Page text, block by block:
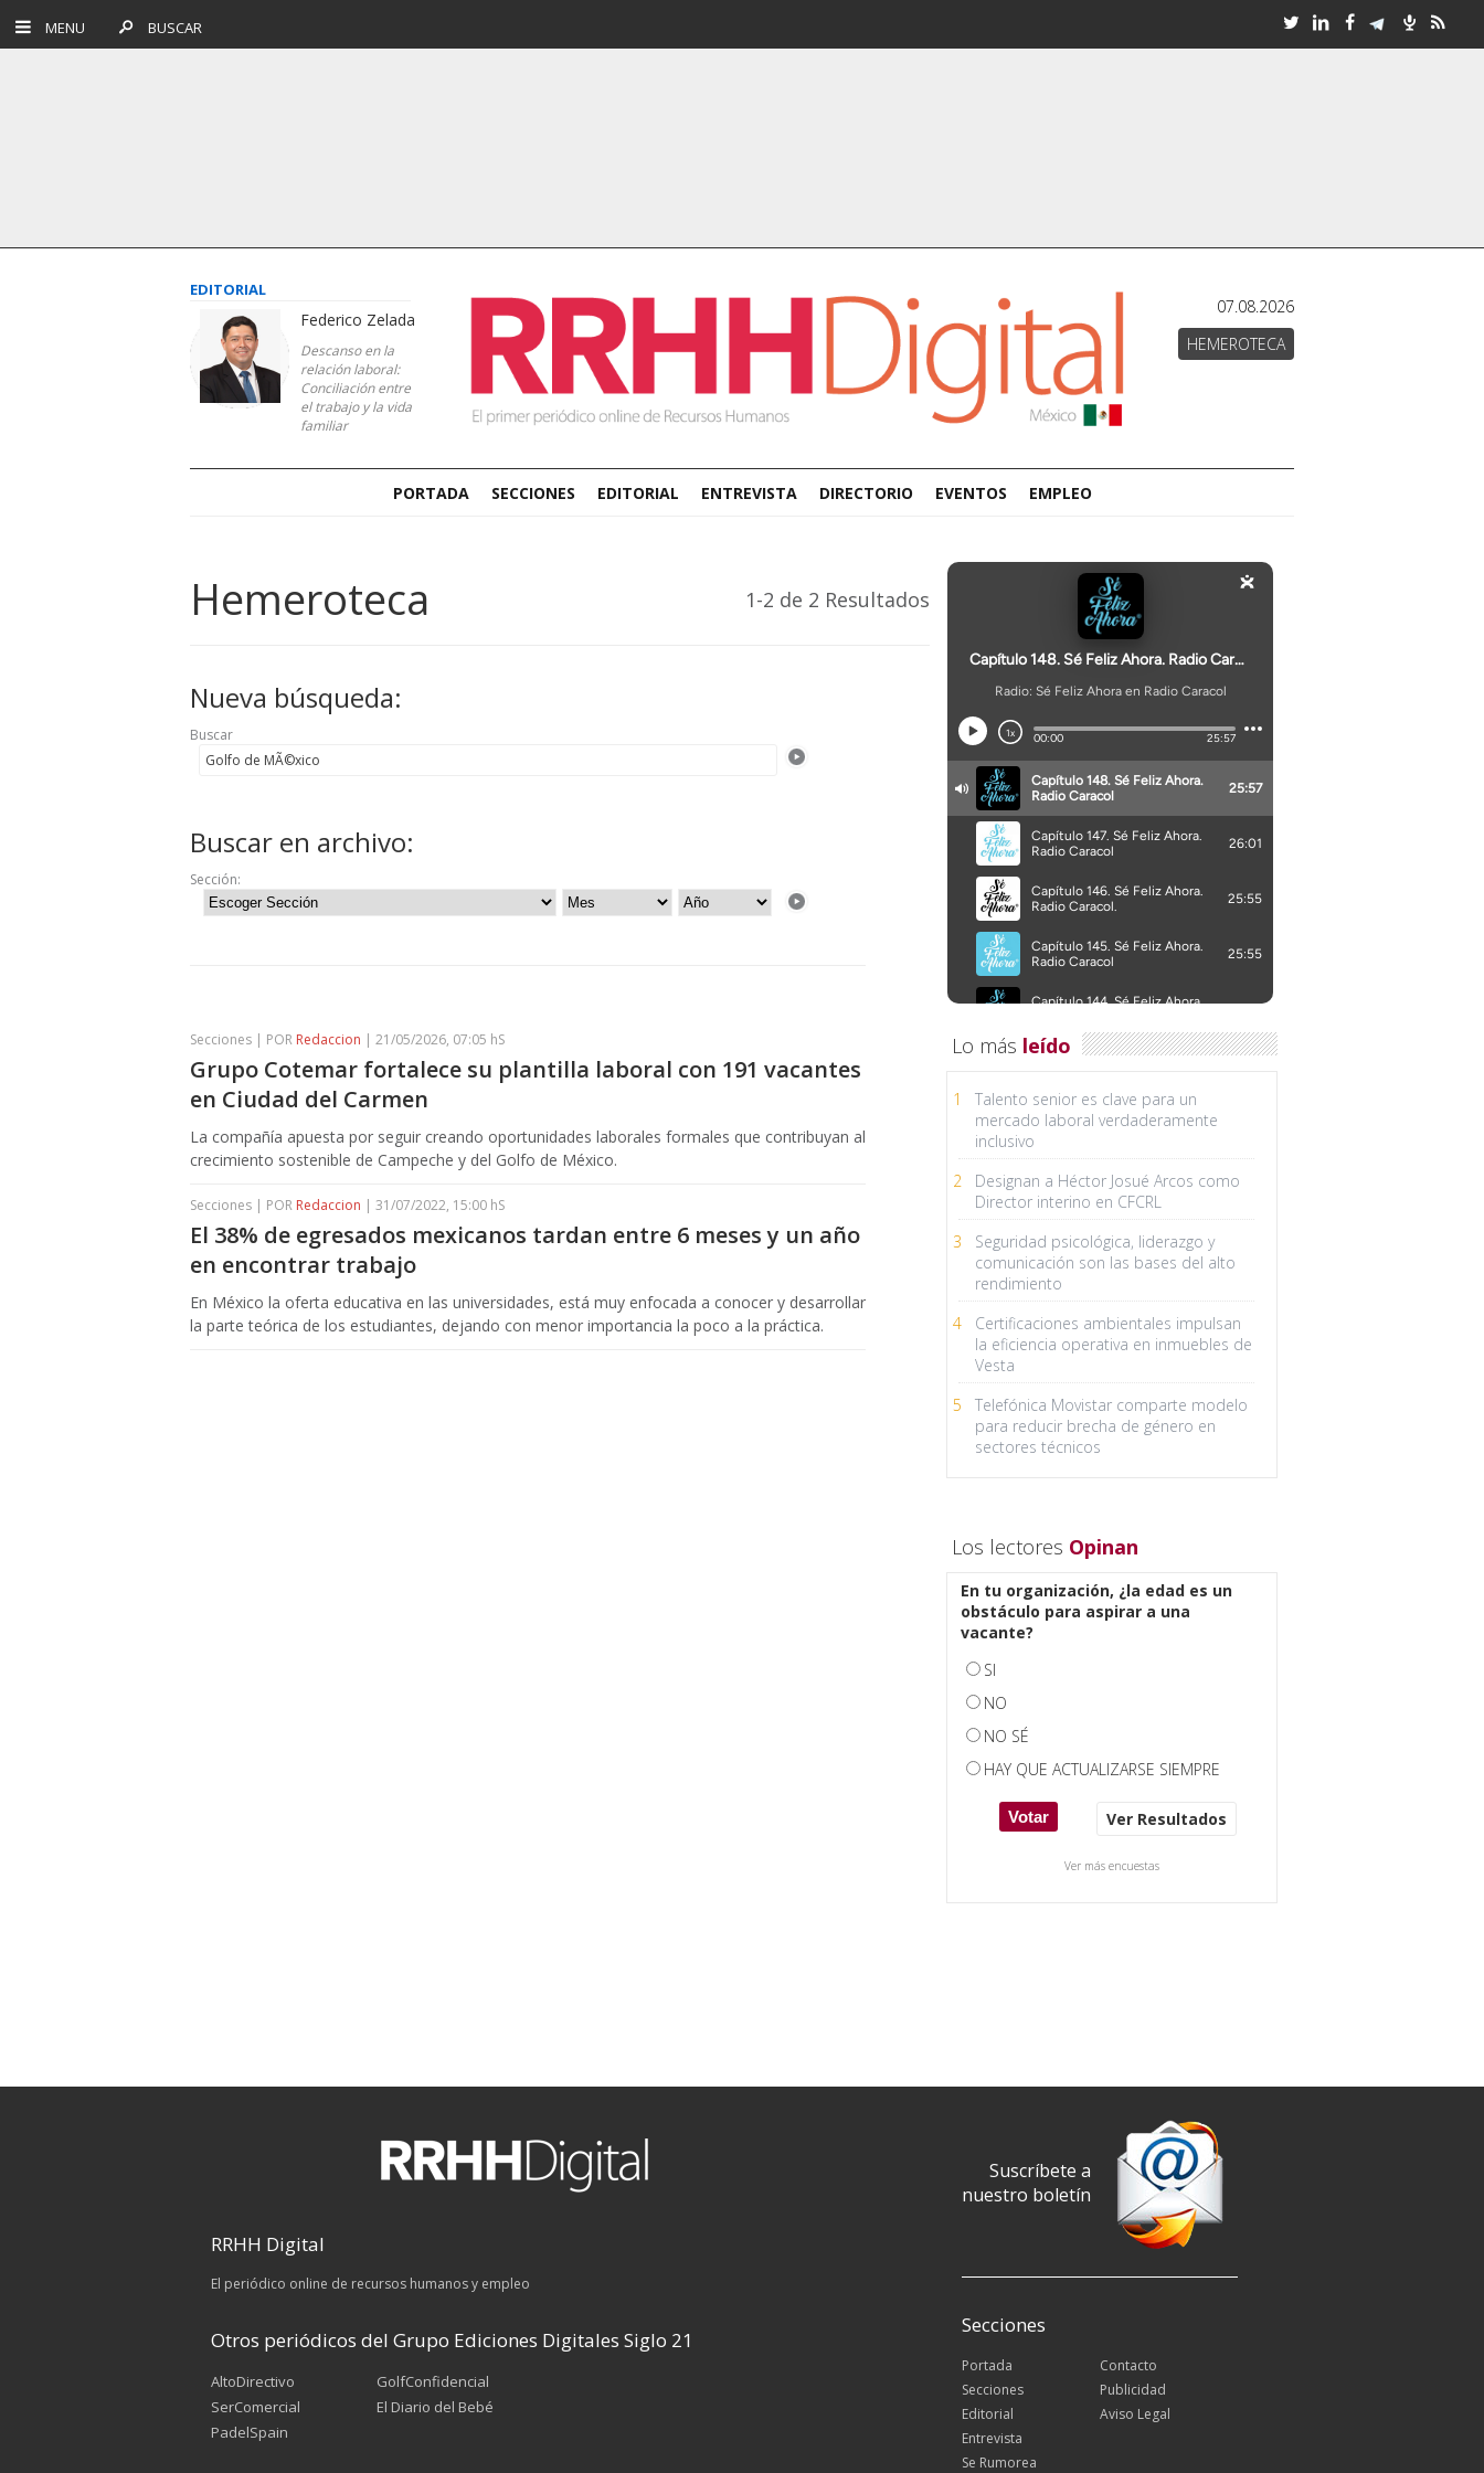
MENU BUSCAR
EDITORIAL
Federico Zelada
Descanso en la
relación laboral:
Conciliación entre
el trabajo y la vida
familiar
07.08.2026
HEMEROTECA
PORTADA SECCIONES EDITORIAL ENTREVISTA DIRECTORIO EVENTOS EMPLEO
Hemeroteca 1-2 de 2 Resultados
Nueva búsqueda:
Buscar
Buscar en archivo:
Sección:
Secciones | POR Redaccion | 21/05/2026, 07:05 hS
Grupo Cotemar fortalece su plantilla laboral con 191 vacantes
en Ciudad del Carmen
La compañía apuesta por seguir creando oportunidades laborales formales que contribuyan al
crecimiento sostenible de Campeche y del Golfo de México.
Secciones | POR Redaccion | 31/07/2022, 15:00 hS
El 38% de egresados mexicanos tardan entre 6 meses y un año
en encontrar trabajo
En México la oferta educativa en las universidades, está muy enfocada a conocer y desarrollar
la parte teórica de los estudiantes, dejando con menor importancia la poco a la práctica.
Lo más leído
1
Talento senior es clave para un
mercado laboral verdaderamente
inclusivo
2
Designan a Héctor Josué Arcos como
Director interino en CFCRL
3
Seguridad psicológica, liderazgo y
comunicación son las bases del alto
rendimiento
4
Certificaciones ambientales impulsan
la eficiencia operativa en inmuebles de
Vesta
5
Telefónica Movistar comparte modelo
para reducir brecha de género en
sectores técnicos
Los lectores Opinan
En tu organización, ¿la edad es un
obstáculo para aspirar a una
vacante?
SI
NO
NO SÉ
HAY QUE ACTUALIZARSE SIEMPRE
Ver Resultados
Ver más encuestas
RRHH Digital
El periódico online de recursos humanos y empleo
Otros periódicos del Grupo Ediciones Digitales Siglo 21
AltoDirectivo
SerComercial
PadelSpain
GolfConfidencial
El Diario del Bebé
Suscríbete a
nuestro boletín
Secciones
Portada
Secciones
Editorial
Entrevista
Se Rumorea
Contacto
Publicidad
Aviso Legal